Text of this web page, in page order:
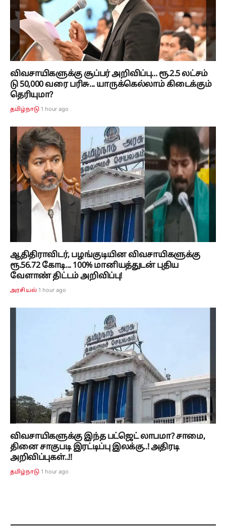
விவசாயிகளுக்கு சூப்பர் அறிவிப்பு... ரூ.2.5 லட்சம்
டு 50,000 வரை பரிசு... யாருக்கெல்லாம் கிடைக்கும்
தெரியுமா?
தமிழ்நாடு 1 hour ago
ஆதிதிராவிடர், பழங்குடியின விவசாயிகளுக்கு
ரூ.56.72 கோடி... 100% மானியத்துடன் புதிய
வேளாண் திட்டம் அறிவிப்பு!
அரசியல் 1 hour ago
விவசாயிகளுக்கு இந்த பட்ஜெட் லாபமா? சாமை,
தினை சாகுபடி இரட்டிப்பு இலக்கு..! அதிரடி
அறிவிப்புகள்..!!
தமிழ்நாடு 1 hour ago